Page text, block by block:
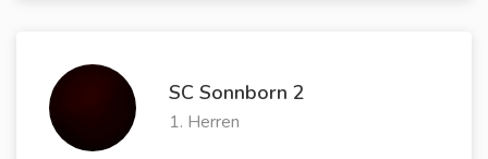
SC Sonnborn 2
1. Herren